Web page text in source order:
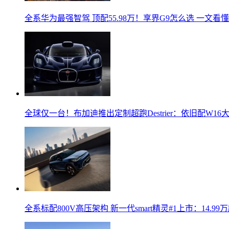
全系华为最强智驾 顶配55.98万！享界G9怎么选 一文看懂
全球仅一台！布加迪推出定制超跑Destrier：依旧配W16
全系标配800V高压架构 新一代smart精灵#1上市：14.99